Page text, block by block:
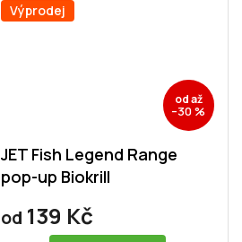
Výprodej
odaž
–30 %
JET Fish Legend Range
pop-up Biokrill
od 139 Kč